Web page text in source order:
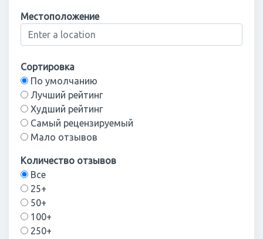
Местоположение
Сортировка
По умолчанию
Лучший рейтинг
Худший рейтинг
Самый рецензируемый
Мало отзывов
Количество отзывов
Все
25+
50+
100+
250+